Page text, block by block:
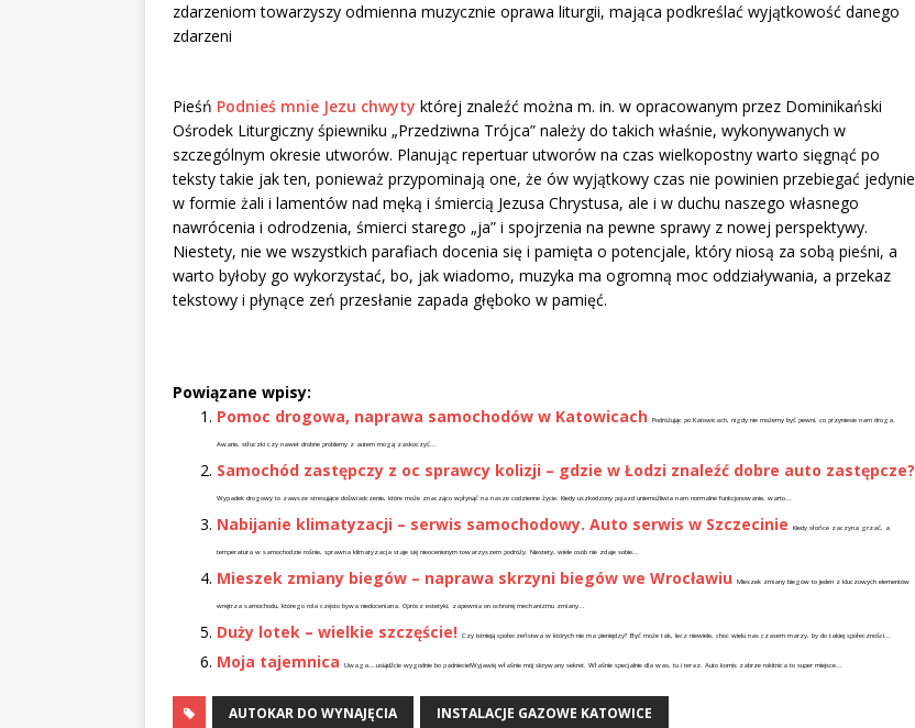
zdarzeniom towarzyszy odmienna muzycznie oprawa liturgii, mająca podkreślać wyjątkowość danego
zdarzeni
Pieśń Podnieś mnie Jezu chwyty której znaleźć można m. in. w opracowanym przez Dominikański
Ośrodek Liturgiczny śpiewniku „Przedziwna Trójca” należy do takich właśnie, wykonywanych w
szczególnym okresie utworów. Planując repertuar utworów na czas wielkopostny warto sięgnąć po
teksty takie jak ten, ponieważ przypominają one, że ów wyjątkowy czas nie powinien przebiegać jedynie
w formie żali i lamentów nad męką i śmiercią Jezusa Chrystusa, ale i w duchu naszego własnego
nawrócenia i odrodzenia, śmierci starego „ja” i spojrzenia na pewne sprawy z nowej perspektywy.
Niestety, nie we wszystkich parafiach docenia się i pamięta o potencjale, który niosą za sobą pieśni, a
warto byłoby go wykorzystać, bo, jak wiadomo, muzyka ma ogromną moc oddziaływania, a przekaz
tekstowy i płynące zeń przesłanie zapada głęboko w pamięć.
Powiązane wpisy:
Pomoc drogowa, naprawa samochodów w Katowicach
Podróżując po Katowicach, nigdy nie możemy być pewni, co przyniesie nam droga.
Awarie, stłuczki czy nawet drobne problemy z autem mogą zaskoczyć...
Samochód zastępczy z oc sprawcy kolizji – gdzie w Łodzi znaleźć dobre auto zastępcze?
Wypadek drogowy to zawsze stresujące doświadczenie, które może znacząco wpłynąć na nasze codzienne życie. Kiedy uszkodzony pojazd uniemożliwia nam normalne funkcjonowanie, warto...
Nabijanie klimatyzacji – serwis samochodowy. Auto serwis w Szczecinie Kiedy słońce zaczyna grzać, a
temperatura w samochodzie rośnie, sprawna klimatyzacja staje się nieocenionym towarzyszem podróży. Niestety, wiele osób nie zdaje sobie...
Mieszek zmiany biegów – naprawa skrzyni biegów we Wrocławiu Mieszek zmiany biegów to jeden z kluczowych elementów
wnętrza samochodu, którego rola często bywa niedoceniana. Oprócz estetyki, zapewnia on ochronę mechanizmu zmiany...
Duży lotek – wielkie szczęście! Czy istnieją społeczeństwa w których nie ma pieniędzy? Być może tak, lecz niewiele, choc wielu nas czasem marzy, by do takiej społeczności...
Moja tajemnica Uwaga….usiądźcie wygodnie bo padniecie!Wyjawię właśnie mój skrywany sekret. Właśnie specjalnie dla was, tu i teraz. Auto komis zabrze rokitnica to super miejsce...
AUTOKAR DO WYNAJĘCIA INSTALACJE GAZOWE KATOWICE